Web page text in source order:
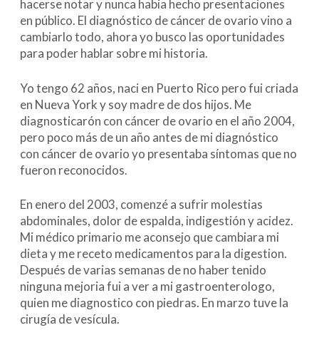
hacerse notar y nunca habia hecho presentaciones
en público. El diagnóstico de cáncer de ovario vino a
cambiarlo todo, ahora yo busco las oportunidades
para poder hablar sobre mi historia.
Yo tengo 62 años, naci en Puerto Rico pero fui criada
en Nueva York y soy madre de dos hijos. Me
diagnosticarón con cáncer de ovario en el año 2004,
pero poco más de un año antes de mi diagnóstico
con cáncer de ovario yo presentaba síntomas que no
fueron reconocidos.
En enero del 2003, comenzé a sufrir molestias
abdominales, dolor de espalda, indigestión y acidez.
Mi médico primario me aconsejo que cambiara mi
dieta y me receto medicamentos para la digestion.
Después de varias semanas de no haber tenido
ninguna mejoria fui a ver a mi gastroenterologo,
quien me diagnostico con piedras. En marzo tuve la
cirugía de vesícula.